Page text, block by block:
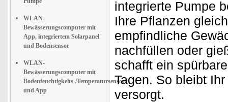
WLAN-
Bewässerungscomputer mit
App, integriertem Solarpanel
und Bodensensor
WLAN-
Bewässerungscomputer mit
Bodenfeuchtigkeits-/Temperatursensor
und App
integrierte Pumpe
Ihre Pflanzen
empfindliche
nachfüllen oder
schafft ein
Tagen. So bleibt
versorgt.